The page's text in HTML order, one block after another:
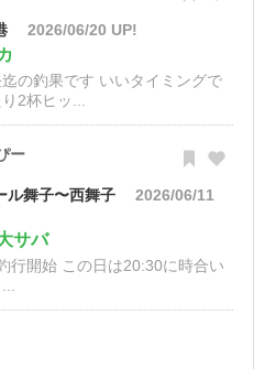
2026/06/20 UP!
の釣果です いいタイミングで
2杯ヒッ...
ー
ル舞子〜西舞子
2026/06/11
サバ
行開始 この日は20:30に時合い